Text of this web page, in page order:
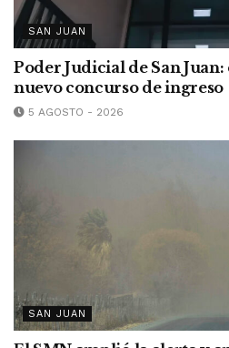
SAN JUAN
Poder Judicial de San
nuevo concurso de ingreso
5 AGOSTO - 2026
SAN JUAN